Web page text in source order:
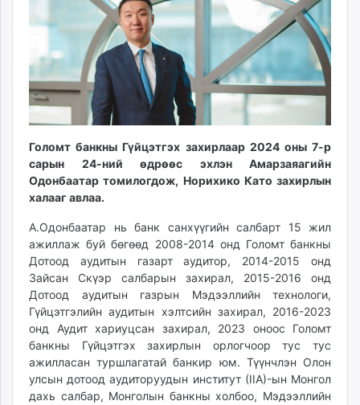
mnb.mn
Livetv.mn
Eguur.mn
24tsag.mn
ergelt.mn
zarig.mn
today.mn
mminfo.mn
ugluu.mn
urlag.mn
unen.mn
asu.mn
shudarga.mn
shuurhai.mn
unuudur.mn
isee.mn
Голомт банкны Гүйцэтгэх захирлаар 2024 оны 7-р
сарын 24-ний өдрөөс эхлэн Амарзаяагийн
Одонбаатар томилогдож, Норихико Като захирлын
халааг авлаа.
А.Одонбаатар нь банк санхүүгийн салбарт 15 жил
ажиллаж буй бөгөөд 2008-2014 онд Голомт банкны
Дотоод аудитын газарт аудитор, 2014-2015 онд
Зайсан Скүэр салбарын захирал, 2015-2016 онд
Дотоод аудитын газрын Мэдээллийн технологи,
Гүйцэтгэлийн аудитын хэлтсийн захирал, 2016-2023
онд Аудит хариуцсан захирал, 2023 оноос Голомт
банкны Гүйцэтгэх захирлын орлогчоор тус тус
ажилласан туршлагатай банкир юм. Түүнчлэн Олон
улсын дотоод аудиторуудын институт (IIA)-ын Монгол
дахь салбар, Монголын банкны холбоо, Мэдээллийн